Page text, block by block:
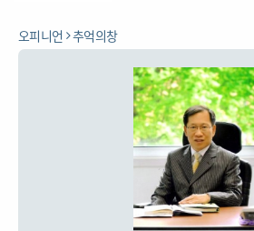
오피니언 추억의창